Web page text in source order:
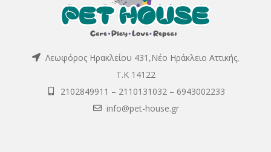
Λεωφόρος Ηρακλείου 431,Νέο Ηράκλειο Αττικής,
Τ.Κ 14122
2102849911 – 2110131032 – 6943002233
info@pet-house.gr